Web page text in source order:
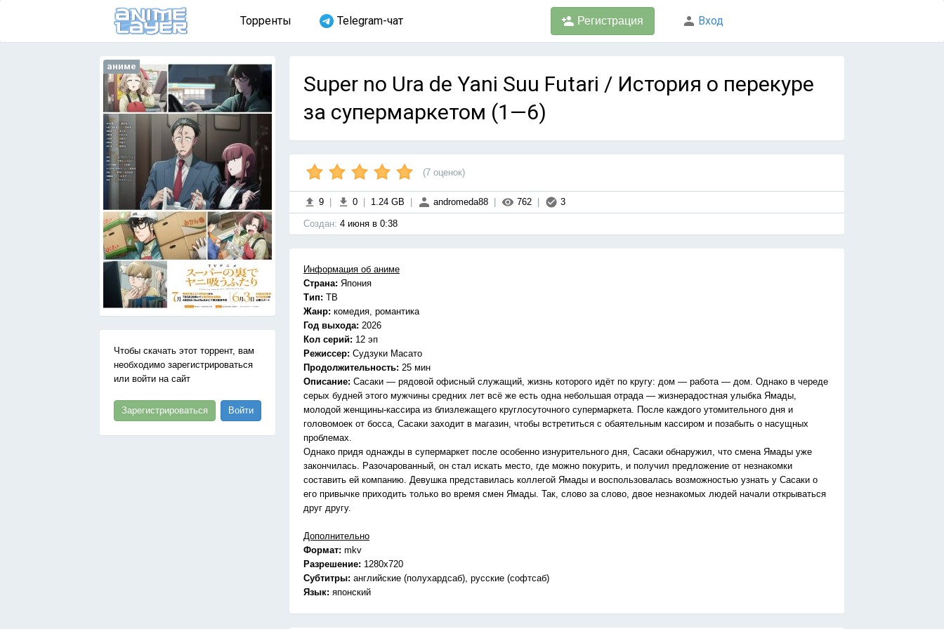
Торренты Telegram-чат Регистрация Вход
аниме
Чтобы скачать этот торрент, вам
необходимо зарегистрироваться
или войти на сайт
Зарегистрироваться Войти
Super no Ura de Yani Suu Futari / История о перекуре
за супермаркетом (1—6)
(7 оценок)
9 0 1.24 GB andromeda88 762 3
Cоздан: 4 июня в 0:38
Информация об аниме
Страна: Япония
Тип: ТВ
Жанр: комедия, романтика
Год выхода: 2026
Кол серий: 12 эп
Режиссер: Судзуки Масато
Продолжительность: 25 мин
Описание: Сасаки — рядовой офисный служащий, жизнь которого идёт по кругу: дом — работа — дом. Однако в череде
серых будней этого мужчины средних лет всё же есть одна небольшая отрада — жизнерадостная улыбка Ямады,
молодой женщины-кассира из близлежащего круглосуточного супермаркета. После каждого утомительного дня и
головомоек от босса, Сасаки заходит в магазин, чтобы встретиться с обаятельным кассиром и позабыть о насущных
проблемах.
Однако придя однажды в супермаркет после особенно изнурительного дня, Сасаки обнаружил, что смена Ямады уже
закончилась. Разочарованный, он стал искать место, где можно покурить, и получил предложение от незнакомки
составить ей компанию. Девушка представилась коллегой Ямады и воспользовалась возможностью узнать у Сасаки о
его привычке приходить только во время смен Ямады. Так, слово за слово, двое незнакомых людей начали открываться
друг другу.
Дополнительно
Формат: mkv
Разрешение: 1280x720
Субтитры: английские (полухардсаб), русские (софтсаб)
Язык: японский